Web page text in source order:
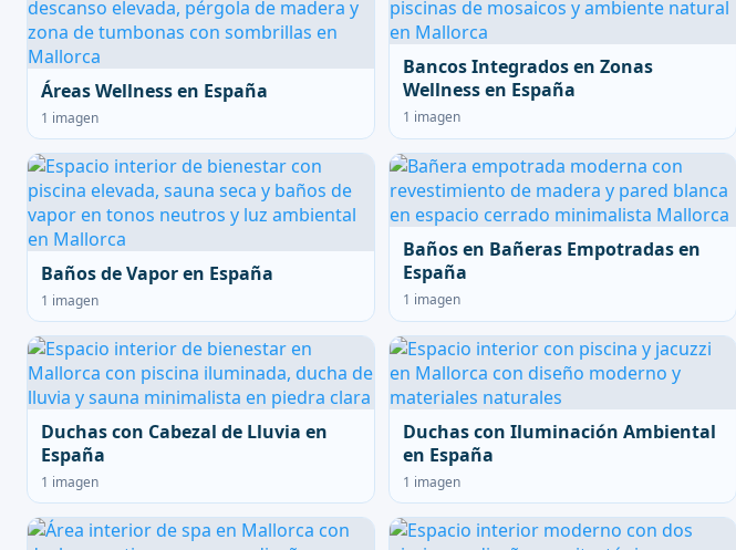
Áreas Wellness en España
1 imagen
Bancos Integrados en Zonas
Wellness en España
1 imagen
Baños de Vapor en España
1 imagen
Baños en Bañeras Empotradas en
España
1 imagen
Duchas con Cabezal de Lluvia en
España
1 imagen
Duchas con Iluminación Ambiental
en España
1 imagen